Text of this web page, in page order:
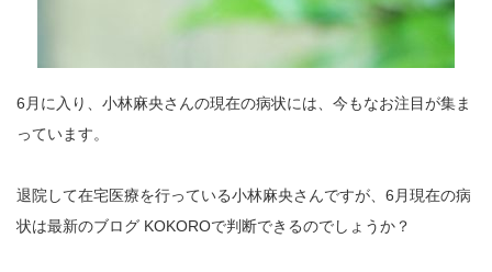
6月に入り、小林麻央さんの現在の病状には、今もなお注目が集ま
っています。
退院して在宅医療を行っている小林麻央さんですが、6月現在の病
状は最新のブログ KOKOROで判断できるのでしょうか？